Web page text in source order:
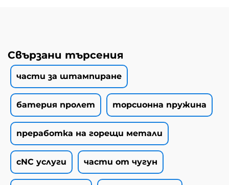
Свързани търсения
части за штампиране
батерия пролет торсионна пружина
преработка на горещи метали
cNC услуги части от чугун